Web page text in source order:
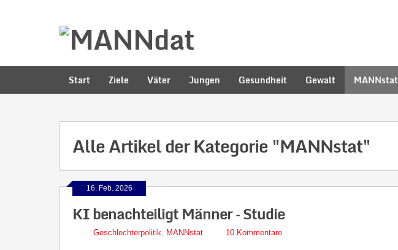
Start Ziele Väter Jungen Gesundheit Gewalt MANNstat
Alle Artikel der Kategorie"MANNstat"
16. Feb. 2026
KI benachteiligt Männer – Studie
Geschlechterpolitik, MANNstat 10 Kommentare